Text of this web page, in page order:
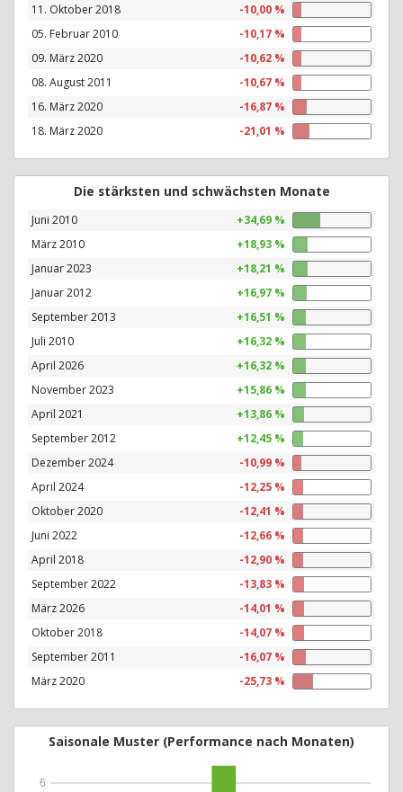
11. Oktober 2018
-10,00 %
05. Februar 2010
-10,17 %
09. März 2020
-10,62 %
08. August 2011
-10,67 %
16. März 2020
-16,87 %
18. März 2020
-21,01 %
Die stärksten und schwächsten Monate
Juni 2010
+34,69 %
März 2010
+18,93 %
Januar 2023
+18,21 %
Januar 2012
+16,97 %
September 2013
+16,51 %
Juli 2010
+16,32 %
April 2026
+16,32 %
November 2023
+15,86 %
April 2021
+13,86 %
September 2012
+12,45 %
Dezember 2024
-10,99 %
April 2024
-12,25 %
Oktober 2020
-12,41 %
Juni 2022
-12,66 %
April 2018
-12,90 %
September 2022
-13,83 %
März 2026
-14,01 %
Oktober 2018
-14,07 %
September 2011
-16,07 %
März 2020
-25,73 %
Saisonale Muster (Performance nach Monaten)
6